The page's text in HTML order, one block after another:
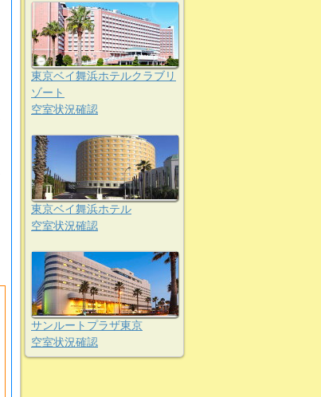
東京ベイ舞浜ホテルクラブリ
ゾート
空室状況確認
東京ベイ舞浜ホテル
空室状況確認
サンルートプラザ東京
空室状況確認